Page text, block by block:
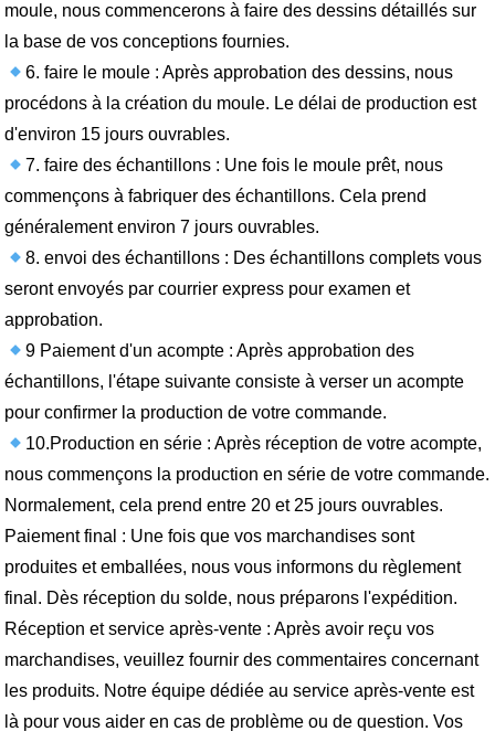
moule, nous commencerons à faire des dessins détaillés sur
la base de vos conceptions fournies.
6. faire le moule : Après approbation des dessins, nous
procédons à la création du moule. Le délai de production est
d'environ 15 jours ouvrables.
7. faire des échantillons : Une fois le moule prêt, nous
commençons à fabriquer des échantillons. Cela prend
généralement environ 7 jours ouvrables.
8. envoi des échantillons : Des échantillons complets vous
seront envoyés par courrier express pour examen et
approbation.
9 Paiement d'un acompte : Après approbation des
échantillons, l'étape suivante consiste à verser un acompte
pour confirmer la production de votre commande.
10.Production en série : Après réception de votre acompte,
nous commençons la production en série de votre commande.
Normalement, cela prend entre 20 et 25 jours ouvrables.
Paiement final : Une fois que vos marchandises sont
produites et emballées, nous vous informons du règlement
final. Dès réception du solde, nous préparons l'expédition.
Réception et service après-vente : Après avoir reçu vos
marchandises, veuillez fournir des commentaires concernant
les produits. Notre équipe dédiée au service après-vente est
là pour vous aider en cas de problème ou de question. Vos